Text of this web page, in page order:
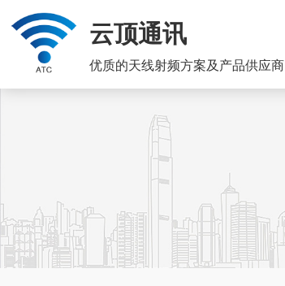
云顶通讯
优质的天线射频方案及产品供应商